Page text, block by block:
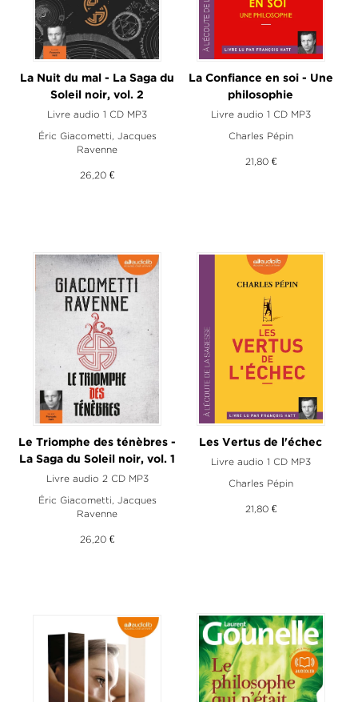
La Nuit du mal - La Saga du
Soleil noir, vol. 2
Livre audio 1 CD MP3
Éric Giacometti
Jacques
Ravenne
26,20 €
La Confiance en soi - Une
philosophie
Livre audio 1 CD MP3
Charles Pépin
21,80 €
Le Triomphe des ténèbres -
La Saga du Soleil noir, vol. 1
Livre audio 2 CD MP3
Éric Giacometti
Jacques
Ravenne
26,20 €
Les Vertus de l'échec
Livre audio 1 CD MP3
Charles Pépin
21,80 €